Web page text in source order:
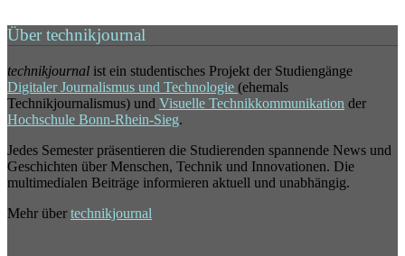
Über technikjournal
technikjournal ist ein studentisches Projekt der Studiengänge
Digitaler Journalismus und Technologie (ehemals
Technikjournalismus) und Visuelle Technikkommunikation der
Hochschule Bonn-Rhein-Sieg.
Jedes Semester präsentieren die Studierenden spannende News und
Geschichten über Menschen, Technik und Innovationen. Die
multimedialen Beiträge informieren aktuell und unabhängig.
Mehr über technikjournal